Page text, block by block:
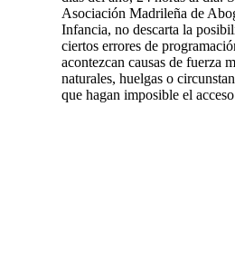
Asociación Madrileña de
Infancia, no descarta la
ciertos errores de
acontezcan causas de fuerza
naturales, huelgas o
que hagan imposible el